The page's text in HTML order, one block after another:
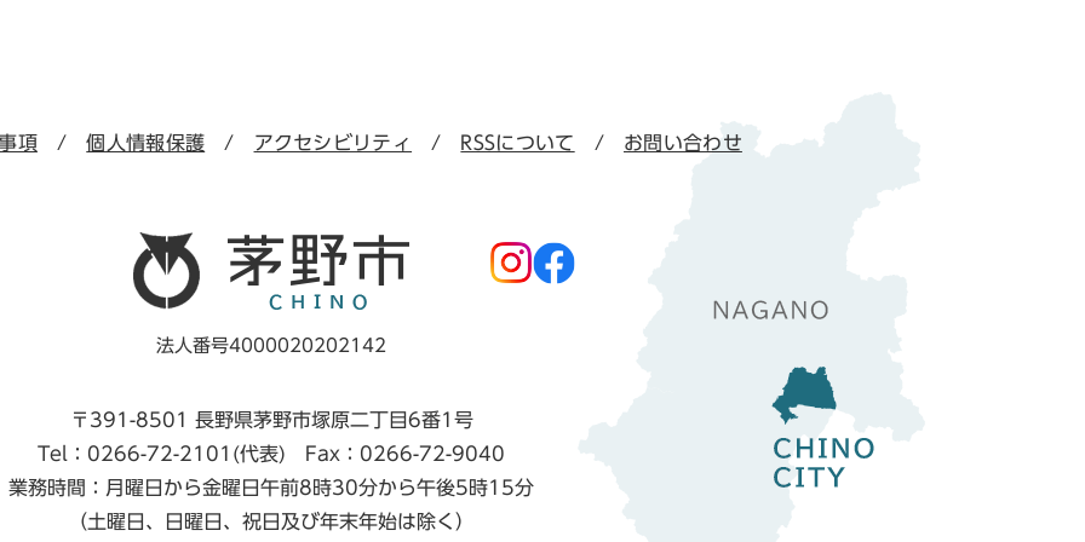
項 個人情報保護 アクセシビリティ RSSについて お問い合わせ
法人番号4000020202142
〒391-8501 長野県茅野市塚原二丁目6番1号
Tel：0266-72-2101(代表) Fax：0266-72-9040
業務時間：月曜日から金曜日午前8時30分から午後5時15分
（土曜日、日曜日、祝日及び年末年始は除く）